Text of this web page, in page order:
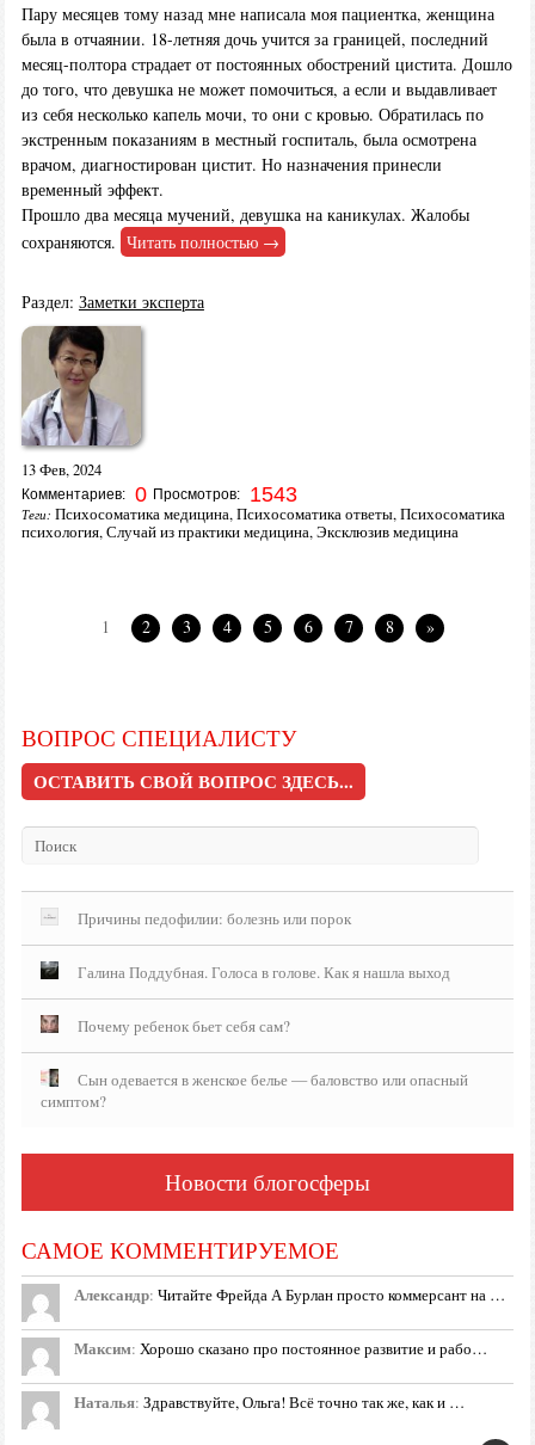
Пару месяцев тому назад мне написала моя пациентка, женщина
была в отчаянии. 18-летняя дочь учится за границей, последний
месяц-полтора страдает от постоянных обострений цистита. Дошло
до того, что девушка не может помочиться, а если и выдавливает
из себя несколько капель мочи, то они с кровью. Обратилась по
экстренным показаниям в местный госпиталь, была осмотрена
врачом, диагностирован цистит. Но назначения принесли
временный эффект.
Прошло два месяца мучений, девушка на каникулах. Жалобы
сохраняются. Читать полностью →
Раздел: Заметки эксперта
13 Фев, 2024
Комментариев: 0 Просмотров: 1543
Теги: Психосоматика медицина,Психосоматика ответы,Психосоматика
психология,Случай из практики медицина,Эксклюзив медицина
1 2 3 4 5 6 7 8 »
ВОПРОС СПЕЦИАЛИСТУ
ОСТАВИТЬ СВОЙ ВОПРОС ЗДЕСЬ...
Причины педофилии: болезнь или порок
Галина Поддубная. Голоса в голове. Как я нашла выход
Почему ребенок бьет себя сам?
Сын одевается в женское белье — баловство или опасный
симптом?
Новости блогосферы
САМОЕ КОММЕНТИРУЕМОЕ
Александр: Читайте Фрейда А Бурлан просто коммерсант на …
Максим: Хорошо сказано про постоянное развитие и рабо…
Наталья: Здравствуйте, Ольга! Всё точно так же, как и …